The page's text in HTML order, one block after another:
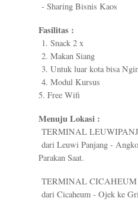
- Sharing Bisnis Kaos
Fasilitas :
1. Snack 2 x
2. Makan Siang
3. Untuk luar kota bisa
4. Modul Kursus
5. Free Wifi
Menuju Lokasi :
TERMINAL
dari Leuwi Panjang -
Parakan Saat.
TERMINAL CICAHEUM
dari Cicaheum - Ojek ke